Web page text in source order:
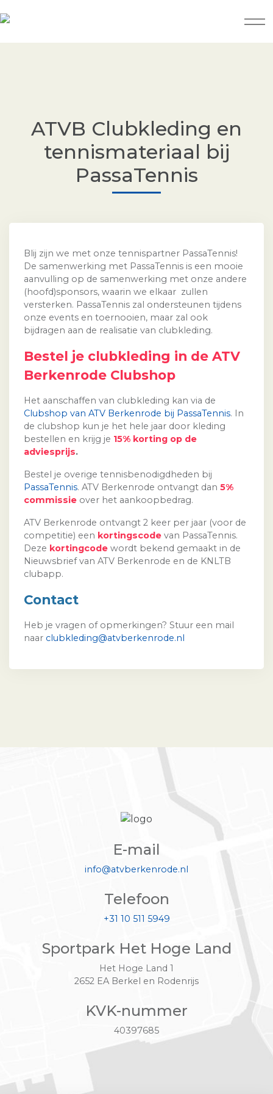
ATVB Clubkleding en
tennismateriaal bij
PassaTennis
Blij zijn we met onze tennispartner PassaTennis!
De samenwerking met PassaTennis is een mooie
aanvulling op de samenwerking met onze andere
(hoofd)sponsors, waarin we elkaar zullen
versterken. PassaTennis zal ondersteunen tijdens
onze events en toernooien, maar zal ook
bijdragen aan de realisatie van clubkleding.
Bestel je clubkleding in de ATV
Berkenrode Clubshop
Het aanschaffen van clubkleding kan via de
Clubshop van ATV Berkenrode bij PassaTennis. In
de clubshop kun je het hele jaar door kleding
bestellen en krijg je 15% korting op de
adviesprijs.
Bestel je overige tennisbenodigdheden bij
PassaTennis. ATV Berkenrode ontvangt dan 5%
commissie over het aankoopbedrag.
ATV Berkenrode ontvangt 2 keer per jaar (voor de
competitie) een kortingscode van PassaTennis.
Deze kortingcode wordt bekend gemaakt in de
Nieuwsbrief van ATV Berkenrode en de KNLTB
clubapp.
Contact
Heb je vragen of opmerkingen? Stuur een mail
naar clubkleding@atvberkenrode.nl
E-mail
info@atvberkenrode.nl
Telefoon
+31 10 511 5949
Sportpark Het Hoge Land
Het Hoge Land 1
2652 EA Berkel en Rodenrijs
KVK-nummer
40397685